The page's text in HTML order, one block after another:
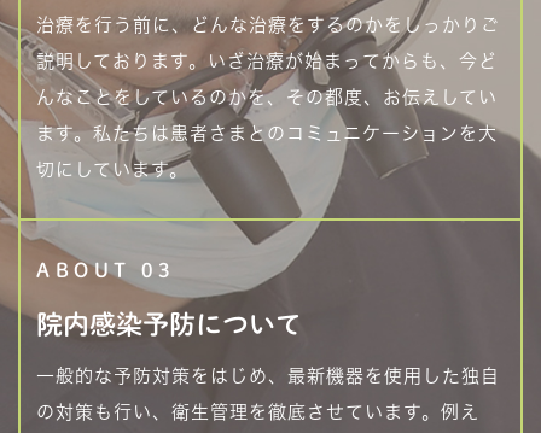
治療を行う前に、どんな治療をするのかをしっかりご
説明しております。いざ治療が始まってからも、今ど
んなことをしているのかを、その都度、お伝えしてい
ます。私たちは患者さまとのコミュニケーションを大
切にしています。
ABOUT 03
院内感染予防について
一般的な予防対策をはじめ、最新機器を使用した独自
の対策も行い、衛生管理を徹底させています。例え